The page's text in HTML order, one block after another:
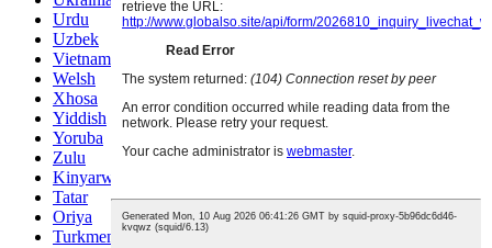
Urdu
Uzbek
Vietnamese
Welsh
Xhosa
Yiddish
Yoruba
Zulu
Kinyarwanda
Tatar
Oriya
Turkmen